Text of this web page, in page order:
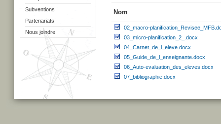
Subventions
Partenariats
Nous joindre
Nom
02_macro-
03_micro-planification_2_.docx
04_Carnet_de_l_eleve.docx
05_Guide_de_l_enseignante.docx
06_Auto-evaluation_des_eleves.docx
07_bibliographie.docx